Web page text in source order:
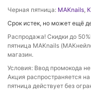
Черная пятница: MAKnails
Срок истек, но может ещё
Распродажа! Скидки до
пятница MAKnails
магазин.
Условия: Ввод промокода
Акция распространяется
пятница действует без